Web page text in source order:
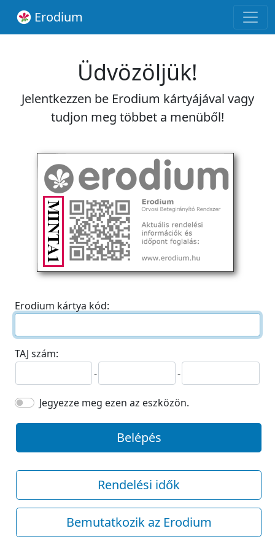
Erodium
Üdvözöljük!
Jelentkezzen be Erodium kártyájával vagy
tudjon meg többet a menüből!
Erodium kártya kód:
TAJ szám:
-
-
Jegyezze meg ezen az eszközön.
Belépés
Rendelési idők
Bemutatkozik az Erodium